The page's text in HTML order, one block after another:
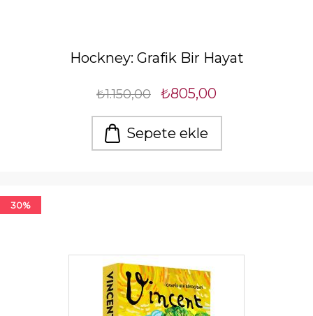
Hockney: Grafik Bir Hayat
₺1.150,00 ₺805,00
Sepete ekle
30%